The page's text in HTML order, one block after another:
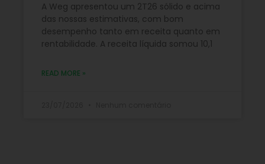
A Weg apresentou um 2T26 sólido e acima
das nossas estimativas, com bom
desempenho tanto em receita quanto em
rentabilidade. A receita líquida somou 10,1
READ MORE »